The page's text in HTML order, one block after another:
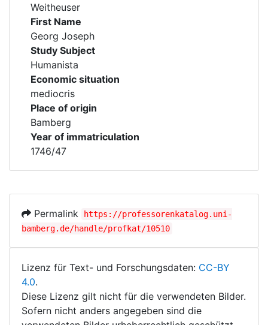
Weitheuser
First Name
Georg Joseph
Study Subject
Humanista
Economic situation
mediocris
Place of origin
Bamberg
Year of immatriculation
1746/47
Permalink
https://professorenkatalog.uni-
bamberg.de/handle/profkat/10510
Lizenz für Text- und Forschungsdaten: CC-BY
4.0.
Diese Lizenz gilt nicht für die verwendeten Bilder.
Sofern nicht anders angegeben sind die